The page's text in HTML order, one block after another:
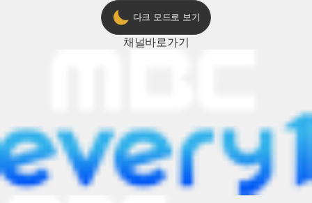
다크 모드로 보기
채널바로가기